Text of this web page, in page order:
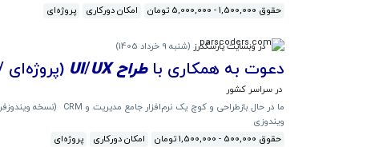
حقوق 1,500,000 - 5,000,000 تومان
امکان دورکاری پروژه‌ای
در وبسایت پارسکدرز (شنبه 9 خرداد 1405 )
دعوت به همکاری باطراح UI/UX (پروژه‌ای
در سراسر کشور
ویندوزی
حقوق 500,000 - 1,500,000 تومان
امکان دورکاری پروژه‌ای